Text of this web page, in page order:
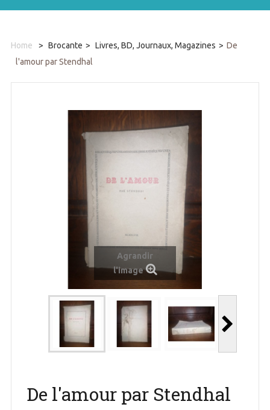
Home > Brocante > Livres, BD, Journaux, Magazines > De
l'amour par Stendhal
Agrandir
l'image
De l'amour par Stendhal